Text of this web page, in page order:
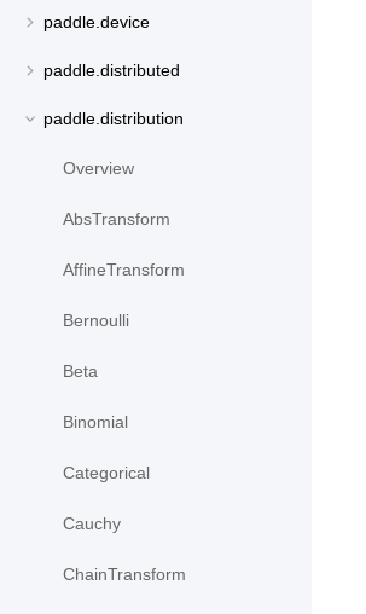
paddle.device
paddle.distributed
paddle.distribution
Overview
AbsTransform
AffineTransform
Bernoulli
Beta
Binomial
Categorical
Cauchy
ChainTransform